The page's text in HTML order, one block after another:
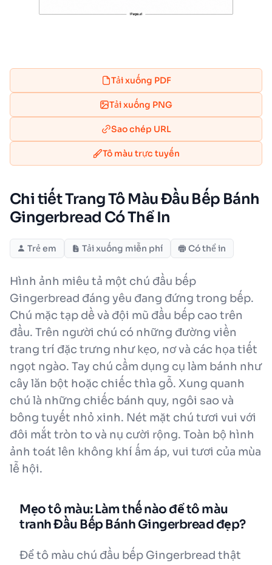
Tải xuống PDF
Tải xuống PNG
Sao chép URL
Tô màu trực tuyến
Chi tiết Trang Tô Màu Đầu Bếp Bánh
Gingerbread Có Thể In
Trẻ em Tải xuống miễn phí Có thể in
Hình ảnh miêu tả một chú đầu bếp
Gingerbread đáng yêu đang đứng trong bếp.
Chú mặc tạp dề và đội mũ đầu bếp cao trên
đầu. Trên người chú có những đường viền
trang trí đặc trưng như kẹo, nơ và các họa tiết
ngọt ngào. Tay chú cầm dụng cụ làm bánh như
cây lăn bột hoặc chiếc thìa gỗ. Xung quanh
chú là những chiếc bánh quy, ngôi sao và
bông tuyết nhỏ xinh. Nét mặt chú tươi vui với
đôi mắt tròn to và nụ cười rộng. Toàn bộ hình
ảnh toát lên không khí ấm áp, vui tươi của mùa
lễ hội.
Mẹo tô màu: Làm thế nào để tô màu
tranh Đầu Bếp Bánh Gingerbread đẹp?
Để tô màu chú đầu bếp Gingerbread thật